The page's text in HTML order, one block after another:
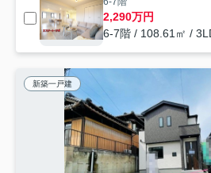
2,290万円
6-7階 / 108.61㎡ /
新築一戸建